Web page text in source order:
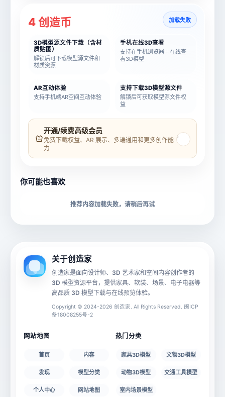
模型名称
材质贴图
文件大小
4 创造币 加载失败
3D模型源文件下载（含材
质贴图）
解锁后可下载模型源文件和
材质资源
手机在线3D查看
支持在手机浏览器中在线查
看3D模型
AR互动体验
支持手机端AR空间互动体验
支持下载3D模型源文件
解锁后可获取模型源文件权
益
开通/续费高级会员
免费下载权益、AR 展示、多端通用和更多创作能
力
›
你可能也喜欢
推荐内容加载失败，请稍后再试
关于创造家
创造家是面向设计师、3D 艺术家和空间内容创作者的
3D 模型资源平台，提供家具、软装、场景、电子电器等
高品质 3D 模型下载与在线预览体验。
Copyright © 2024-2026 创造家. All Rights Reserved. 闽ICP
备18008255号-2
网站地图
首页 内容
发现 模型分类
个人中心 网站地图
热门分类
家具3D模型 文物3D模型
动物3D模型 交通工具模型
室内场景模型